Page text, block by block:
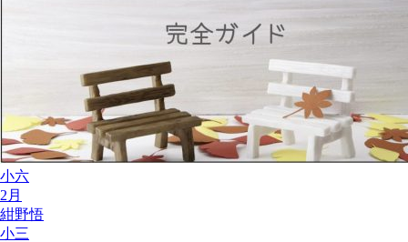
小六
2月
紺野悟
小三